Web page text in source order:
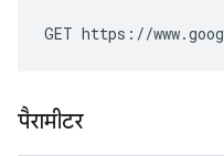
GET https://
पैरामीटर